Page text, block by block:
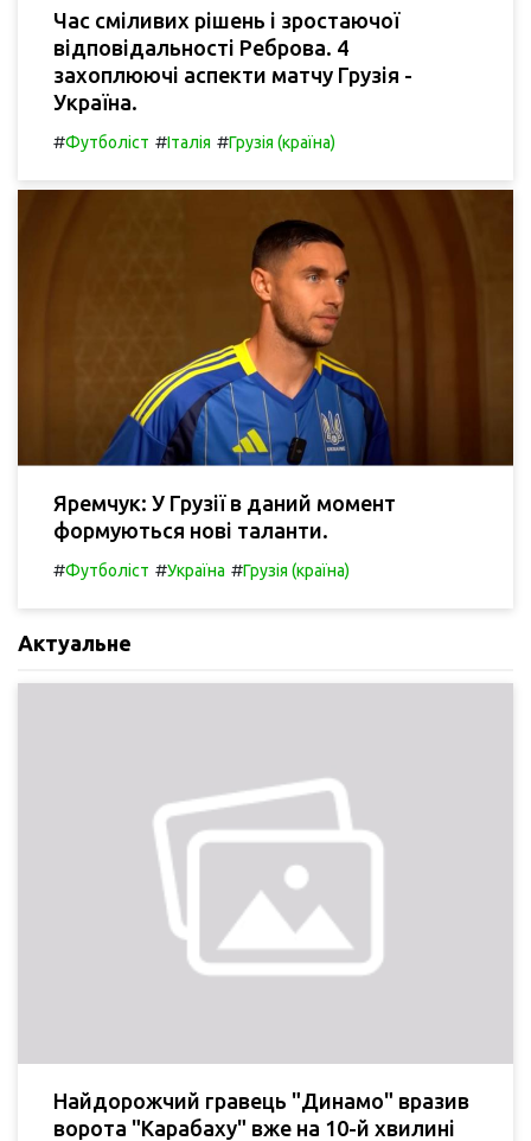
Час сміливих рішень і зростаючої
відповідальності Реброва. 4
захоплюючі аспекти матчу Грузія -
Україна.
#Футболіст #Італія #Грузія (країна)
Яремчук: У Грузії в даний момент
формуються нові таланти.
#Футболіст #Україна #Грузія (країна)
Актуальне
Найдорожчий гравець "Динамо" вразив
ворота "Карабаху" вже на 10-й хвилині